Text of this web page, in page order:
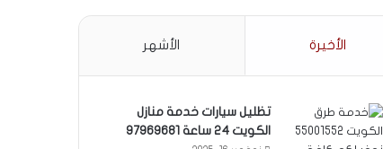
الأخيرة الأشهر
تظليل سيارات خدمة منازل
الكويت 24 ساعة 97969681